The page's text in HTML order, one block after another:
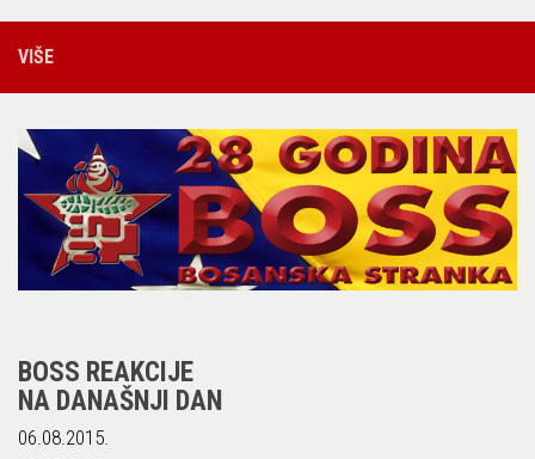
VIŠE
BOSS REAKCIJE
NA DANAŠNJI DAN
06.08.2015.